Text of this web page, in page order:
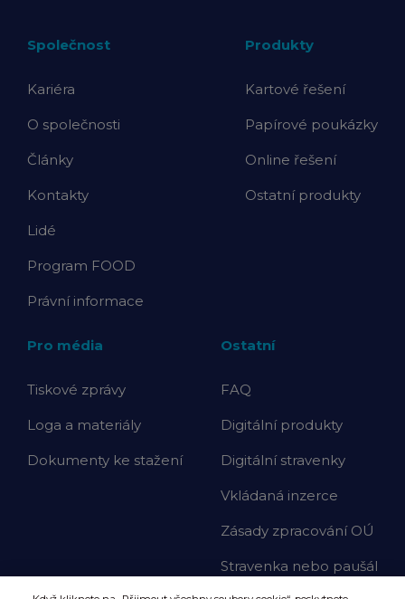
Společnost
Kariéra
O společnosti
Články
Kontakty
Lidé
Program FOOD
Právní informace
Produkty
Kartové řešení
Papírové poukázky
Online řešení
Ostatní produkty
Pro média
Tiskové zprávy
Loga a materiály
Dokumenty ke stažení
Ostatní
FAQ
Digitální produkty
Digitální stravenky
Vkládaná inzerce
Zásady zpracování OÚ
Stravenka nebo paušál